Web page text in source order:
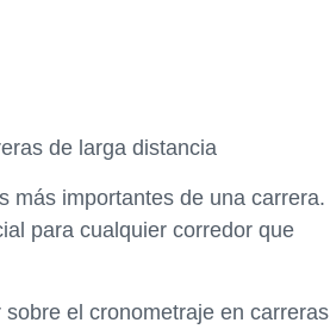
de larga distancia
más importantes de una carrera.
para cualquier corredor que
el cronometraje en carreras